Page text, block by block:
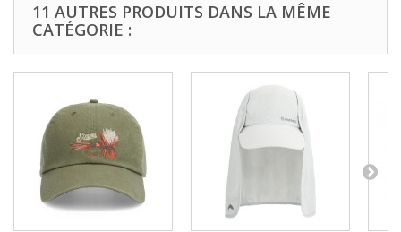
11 AUTRES PRODUITS DANS LA MÊME
CATÉGORIE :